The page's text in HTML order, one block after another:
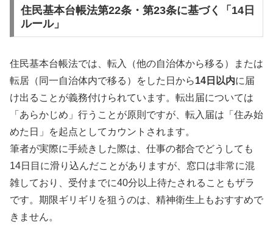
住民基本台帳法第22条・第23条に基づく「14日
ルール」
住民基本台帳法では、転入（他の自治体から移る）または
転居（同一自治体内で移る）をした日から14日以内に届
け出ることが義務付けられています。転出届については
「あらかじめ」行うことが原則ですが、転入届は「住み始
めた日」を起点としてカウントされます。
筆者が実際に手続きした際は、仕事の都合でどうしても
14日目に滑り込んだことがありますが、窓口は非常に混
雑しており、受付までに40分以上待たされることもザラ
です。期限ギリギリを狙うのは、精神衛生上もおすすめで
きません。